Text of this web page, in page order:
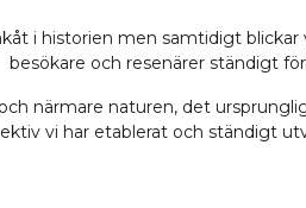
i historien men samtidigt
besökare och resenärer ständigt
närmare naturen, det
vi har etablerat och ständigt